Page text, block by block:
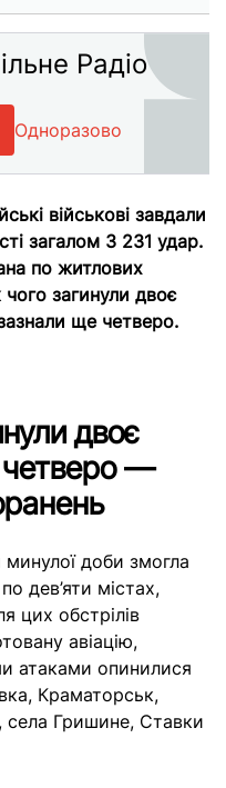
Радіо
Одноразово
військові завдали
загалом 3 231 удар.
по житлових
чого загинули двоє
ще четверо.
двоє
четверо —
доби змогла
дев’яти містах,
цих обстрілів
авіацію,
атаками опинилися
Краматорськ,
села Гришине, Ставки